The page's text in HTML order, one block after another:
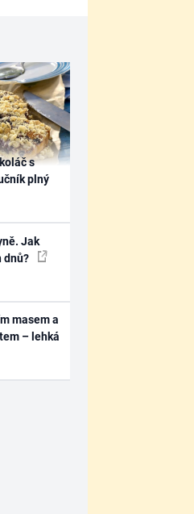
s
plný
Jak
dnů?
masem a
– lehká